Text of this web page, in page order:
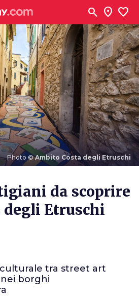
search location_on favorite
Photo ©Ambito Costa degli Etruschi
da scoprire
degli Etruschi
tra street art
borghi